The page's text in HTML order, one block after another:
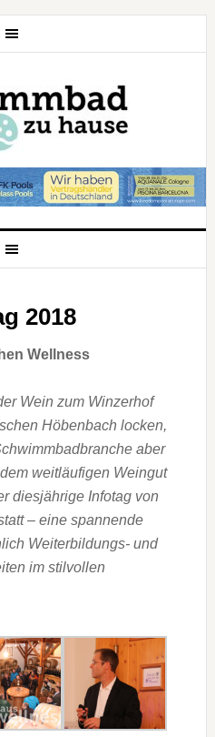
2018
Wellness
Wein zum Winzerhof
Höbenbach locken,
aber
weitläufigen Weingut
diesjährige Infotag von
– eine spannende
Weiterbildungs- und
im stilvollen